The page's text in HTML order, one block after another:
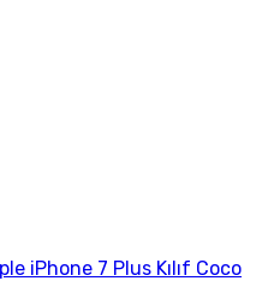
iPhone 7 Plus Kılıf Coco